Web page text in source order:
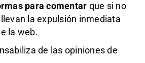
para comentar que si no
la expulsión inmediata
la web.
de las opiniones de